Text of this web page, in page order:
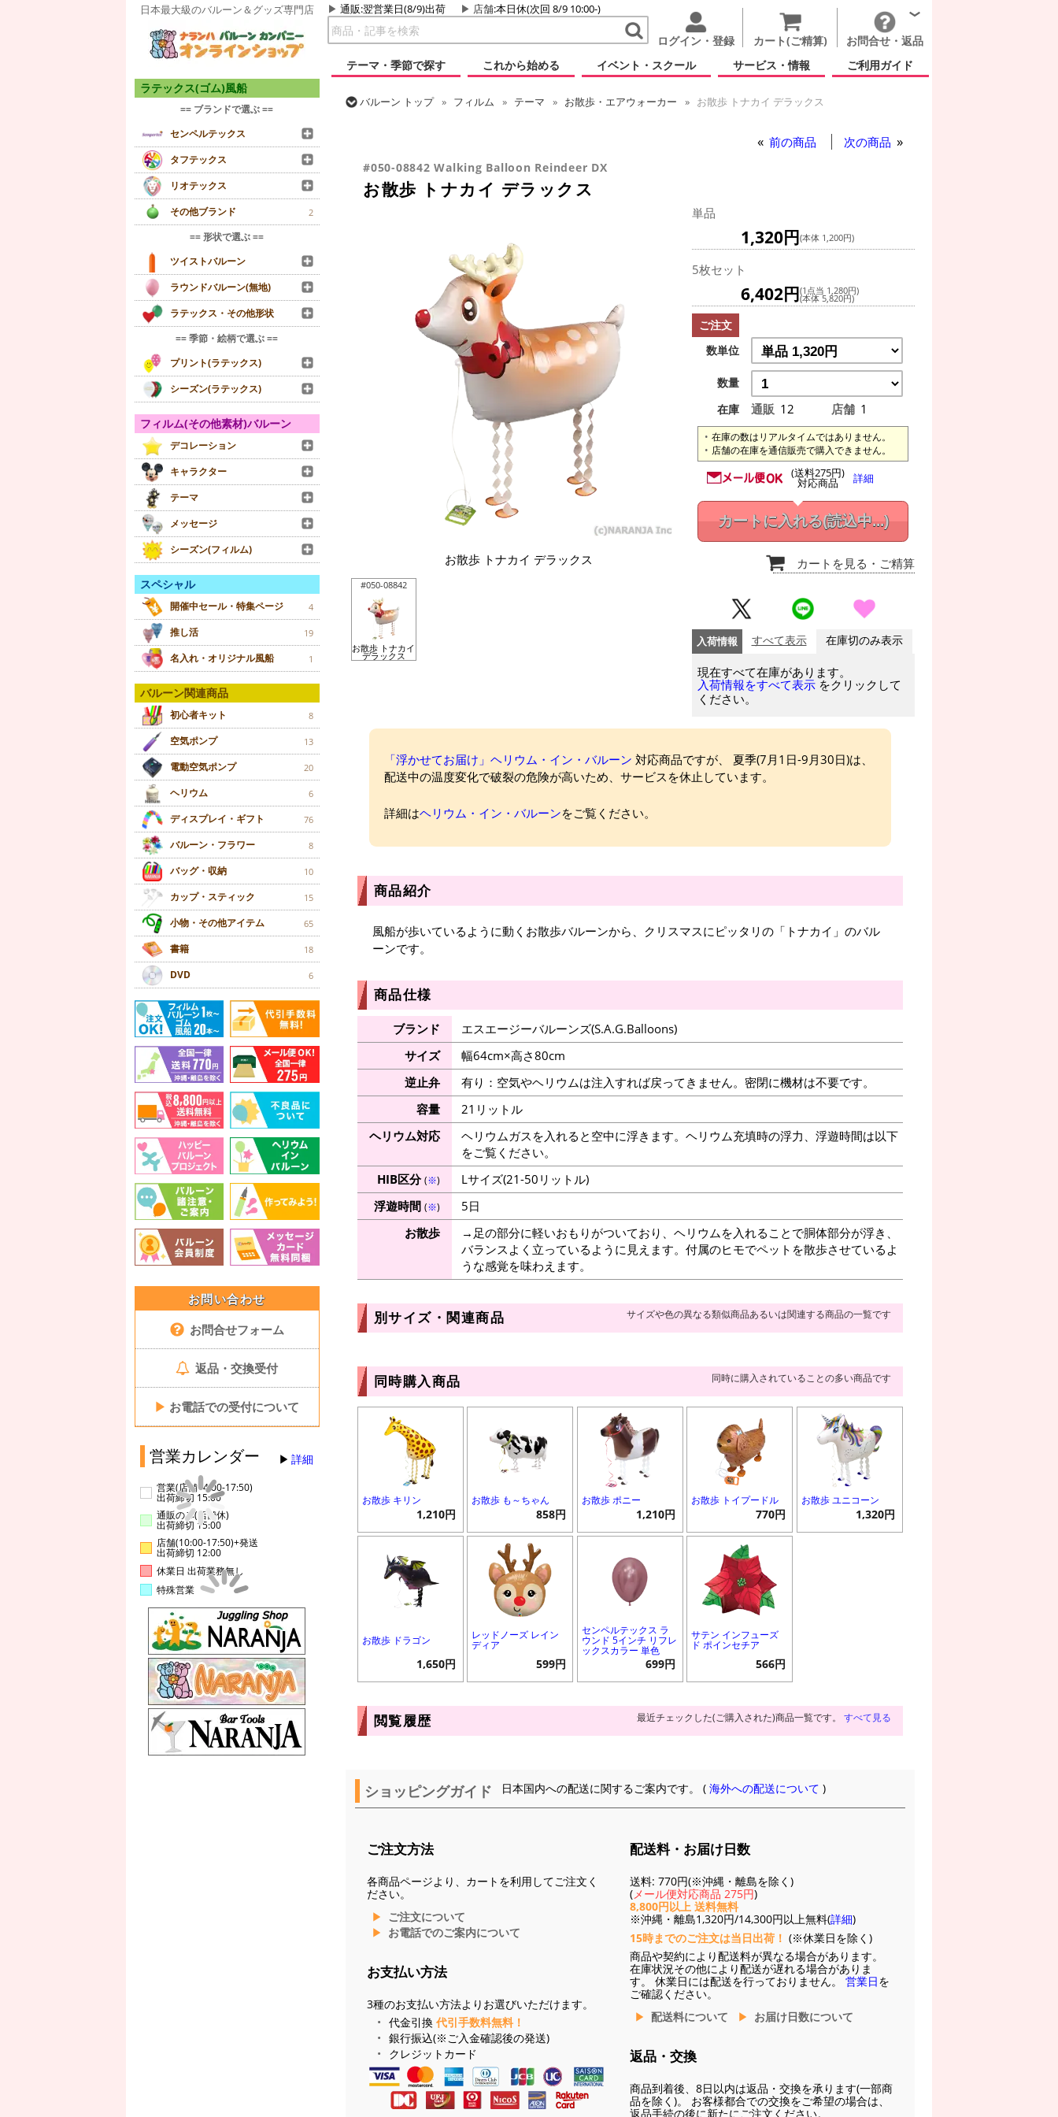
日本最大級のバルーン＆グッズ専門店 通販:翌営業日(8/9)出荷 店舗:本日休(次回 8/9 10:00-)
ログイン・登録 カート(ご精算)
お問合せ・返品
テーマ・季節で探す
これから始める イベント・スクール サービス・情報 ご利用ガイド
ラテックス(ゴム)風船
== ブランドで選ぶ ==
センペルテックス
タフテックス
リオテックス
その他ブランド
2
== 形状で選ぶ ==
ツイストバルーン
ラウンドバルーン(無地)
ラテックス・その他形状
== 季節・絵柄で選ぶ ==
プリント(ラテックス)
シーズン(ラテックス)
フィルム(その他素材)バルーン
デコレーション
キャラクター
テーマ
メッセージ
シーズン(フィルム)
スペシャル
開催中セール・特集ページ 4
推し活 19
名入れ・オリジナル風船 1
バルーン関連商品
初心者キット 8
空気ポンプ 13
電動空気ポンプ 20
ヘリウム 6
ディスプレイ・ギフト 76
バルーン・フラワー 8
バッグ・収納 10
カップ・スティック 15
小物・その他アイテム 65
書籍 18
DVD 6
お問い合わせ
お問合せフォーム
返品・交換受付
▶ お電話での受付について
営業カレンダー 詳細
営業(店舗14:00-17:50)
出荷締切 15:00
通販のみ(店舗休)
出荷締切 15:00
店舗(10:00-17:50)+発送
出荷締切 12:00
休業日 出荷業務無し
特殊営業
バルーン トップ フィルム テーマ お散歩・エアウォーカー
お散歩 トナカイ デラックス
前の商品 次の商品
#050-08842 Walking Balloon Reindeer DX
お散歩 トナカイ デラックス
お散歩 トナカイ デラックス
#050-08842
お散歩 トナカイ
デラックス
単品
1,320円(本体 1,200円)
5枚セット
6,402円(1点当 1,280円)
(本体 5,820円)
ご注文
数単位
数量
在庫
通販 12 店舗 1
在庫の数はリアルタイムではありません。
店舗の在庫を通信販売で購入できません。
(送料275円)
対応商品 詳細
カートに入れる(読込中...)
カートを見る ・ご精算
入荷情報 すべて表示 在庫切のみ表示
現在すべて在庫があります。
入荷情報をすべて表示 をクリックして
ください。
「浮かせてお届け」ヘリウム・イン・バルーン 対応商品ですが、 夏季(7月1日-9月30日)は、
配送中の温度変化で破裂の危険が高いため、サービスを休止しています。
詳細はヘリウム・イン・バルーンをご覧ください。
商品紹介
風船が歩いているように動くお散歩バルーンから、クリスマスにピッタリの「トナカイ」のバル
ーンです。
商品仕様
ブランド
エスエージーバルーンズ(S.A.G.Balloons)
サイズ
幅64cm×高さ80cm
逆止弁
有り：空気やヘリウムは注入すれば戻ってきません。密閉に機材は不要です。
容量
21リットル
ヘリウム対応
ヘリウムガスを入れると空中に浮きます。ヘリウム充填時の浮力、浮遊時間は以下
をご覧ください。
HIB区分(※)
Lサイズ(21-50リットル)
浮遊時間 (※)
5日
お散歩
→足の部分に軽いおもりがついており、ヘリウムを入れることで胴体部分が浮き、
バランスよく立っているように見えます。付属のヒモでペットを散歩させているよ
うな感覚を味わえます。
別サイズ・関連商品 サイズや色の異なる類似商品あるいは関連する商品の一覧です
同時購入商品 同時に購入されていることの多い商品です
お散歩 キリン
1,210円
お散歩 も～ちゃん
858円
お散歩 ポニー
1,210円
お散歩 トイプードル
770円
お散歩 ユニコーン
1,320円
お散歩 ドラゴン
1,650円
レッドノーズ レイン
ディア
599円
センペルテックス ラ
ウンド 5インチ リフレ
ックスカラー 単色
699円
サテン インフューズ
ド ポインセチア
566円
閲覧履歴 最近チェックした(ご購入された)商品一覧です。 すべて見る
ショッピングガイド 日本国内への配送に関するご案内です。 (海外への配送について )
ご注文方法
各商品ページより、カートを利用してご注文く
ださい。
ご注文について
お電話でのご案内について
お支払い方法
3種のお支払い方法よりお選びいただけます。
代金引換 代引手数料無料！
銀行振込(※ご入金確認後の発送)
クレジットカード
配送料・お届け日数
送料: 770円(※沖縄・離島を除く)
(メール便対応商品 275円)
8,800円以上 送料無料
※沖縄・離島1,320円/14,300円以上無料(詳細)
15時までのご注文は当日出荷！ (※休業日を除く)
商品や契約により配送料が異なる場合があります。
在庫状況その他により配送が遅れる場合がありま
す。 休業日には配送を行っておりません。 営業日を
ご確認ください。
配送料について
お届け日数について
返品・交換
商品到着後、8日以内は返品・交換を承ります(一部商
品を除く)。 お客様都合での交換をご希望の場合は、
返品手続の後に新たにご注文ください。